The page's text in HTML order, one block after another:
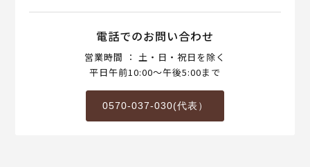
電話でのお問い合わせ
営業時間 ： 土・日・祝日を除く
平日午前10:00～午後5:00まで
0570-037-030(代表）